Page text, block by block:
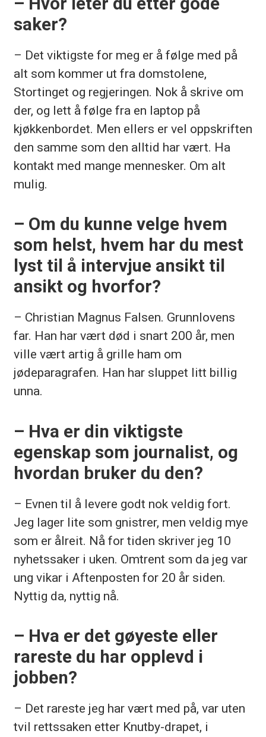
saker?
– Det viktigste for meg er å følge med på
alt som kommer ut fra domstolene,
Stortinget og regjeringen. Nok å skrive om
der, og lett å følge fra en laptop på
kjøkkenbordet. Men ellers er vel oppskriften
den samme som den alltid har vært. Ha
kontakt med mange mennesker. Om alt
mulig.
– Om du kunne velge hvem
som helst, hvem har du mest
lyst til å intervjue ansikt til
ansikt og hvorfor?
– Christian Magnus Falsen. Grunnlovens
far. Han har vært død i snart 200 år, men
ville vært artig å grille ham om
jødeparagrafen. Han har sluppet litt billig
unna.
– Hva er din viktigste
egenskap som journalist, og
hvordan bruker du den?
– Evnen til å levere godt nok veldig fort.
Jeg lager lite som gnistrer, men veldig mye
som er ålreit. Nå for tiden skriver jeg 10
nyhetssaker i uken. Omtrent som da jeg var
ung vikar i Aftenposten for 20 år siden.
Nyttig da, nyttig nå.
– Hva er det gøyeste eller
rareste du har opplevd i
jobben?
– Det rareste jeg har vært med på, var uten
tvil rettssaken etter Knutby-drapet, i